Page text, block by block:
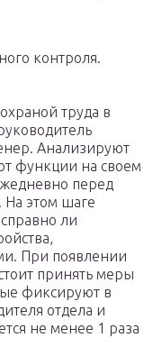
контроля.
труда в
Анализируют
функции на своем
перед
На этом шаге
ли
При появлении
принять меры
фиксируют в
отдела и
не менее 1 раза